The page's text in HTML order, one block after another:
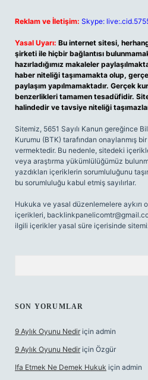
Reklam ve İletişim: Skype:
Yasal Uyarı: Bu internet sitesi,
şirketi ile hiçbir bağlantısı
hazırladığımız makaleler
haber niteliği taşımamakta olup,
paylaşım yapılmamaktadır. Gerçek
benzerlikleri tamamen tesadüfidir.
halindedir ve tavsiye niteliği
Sitemiz, 5651 Sayılı Kanun gereğince
Kurumu (BTK) tarafından onaylanmış
vermektedir. Bu nedenle, sitedeki
veya araştırma yükümlülüğümüz
yazdıkları içeriklerin sorumluluğunu
bu sorumluluğu kabul etmiş sayılırlar.
Hukuka ve yasal düzenlemelere aykırı
içerikleri,
ilgili içerikler yasal süre içerisinde
SON YORUMLAR
9 Aylık Oyunu Nedir için admin
9 Aylık Oyunu Nedir için Özgür
Ifa Etmek Ne Demek Hukuk için admin